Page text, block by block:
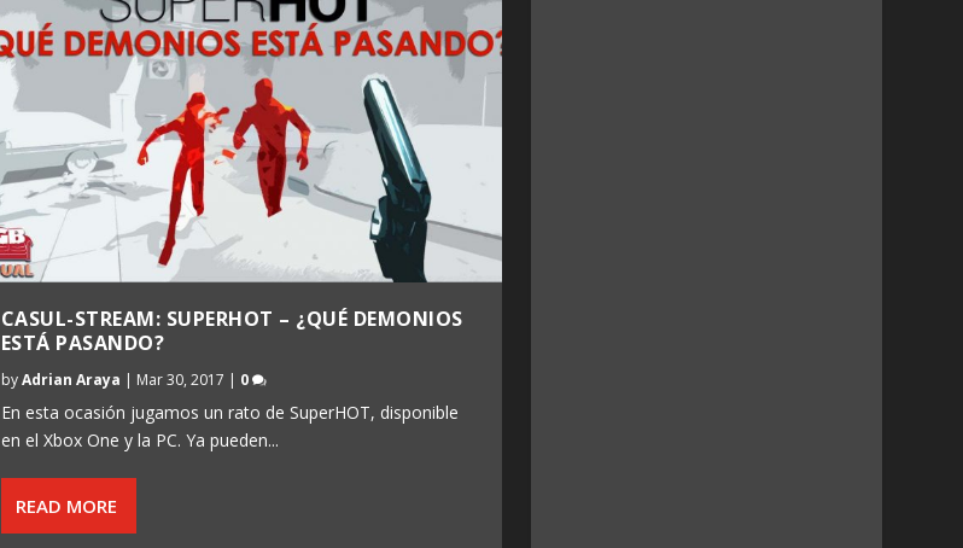
CASUL-STREAM: SUPERHOT – ¿QUÉ DEMONIOS
ESTÁ PASANDO?
byAdrian Araya | Mar 30, 2017 | 0
En esta ocasión jugamos un rato de SuperHOT, disponible
en el Xbox One y la PC. Ya pueden...
READ MORE